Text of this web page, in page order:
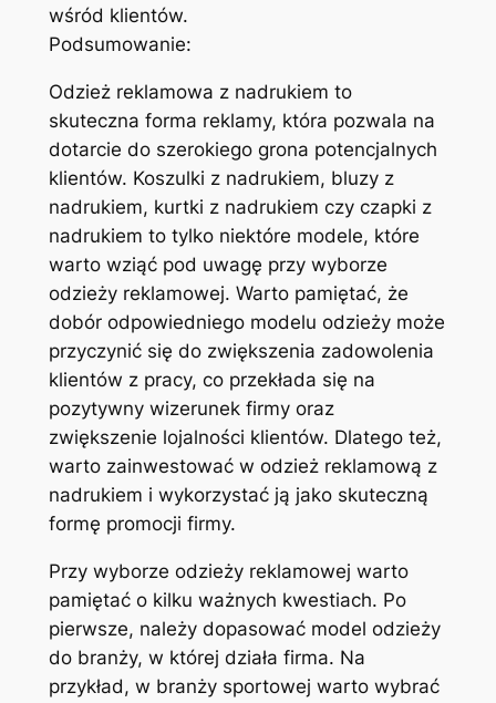
wśród klientów.
Podsumowanie:
Odzież reklamowa z nadrukiem to
skuteczna forma reklamy, która pozwala na
dotarcie do szerokiego grona potencjalnych
klientów. Koszulki z nadrukiem, bluzy z
nadrukiem, kurtki z nadrukiem czy czapki z
nadrukiem to tylko niektóre modele, które
warto wziąć pod uwagę przy wyborze
odzieży reklamowej. Warto pamiętać, że
dobór odpowiedniego modelu odzieży może
przyczynić się do zwiększenia zadowolenia
klientów z pracy, co przekłada się na
pozytywny wizerunek firmy oraz
zwiększenie lojalności klientów. Dlatego też,
warto zainwestować w odzież reklamową z
nadrukiem i wykorzystać ją jako skuteczną
formę promocji firmy.
Przy wyborze odzieży reklamowej warto
pamiętać o kilku ważnych kwestiach. Po
pierwsze, należy dopasować model odzieży
do branży, w której działa firma. Na
przykład, w branży sportowej warto wybrać